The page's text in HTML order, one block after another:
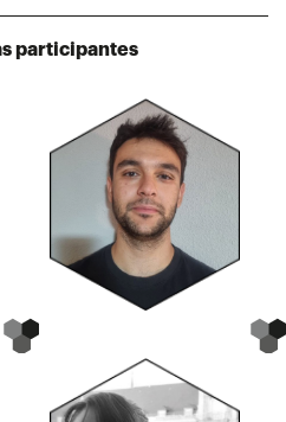
participantes